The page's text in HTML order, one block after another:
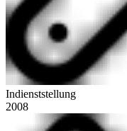
Indienststellung
2008